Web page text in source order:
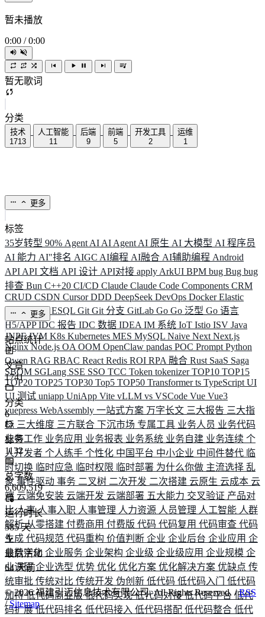
暂未播放
0:00 / 0:00
暂无歌词
分类
技术
1713
人工智能
11
后端
9
前端
5
开发工具
2
运维
1
更多
标签
35岁转型 90% Agent AI AI Agent AI 原生 AI 大模型 AI 程序员
AI 能力 AI"排名 AIGC AI编程 AI融合 AI辅助编程 Android
API API 文档 API 设计 API对接 apply ArkUI BPM bug Bug bug
排查 Bun C++20 CI/CD Claude Claude Code Components CRM
CRUD CSDN CursorDDD DeepSeek DevOps DockerElastic
ELK ElysiaESQL Git Git 分支 GitLab Go Go 泛型 Go 语言
H5/APPIDC 报告 IDC 数据 IDEA IM 系统 IoT Istio ISV Java
JNPFJVM K8s Kubernetes MES MySQL Naive Next Next.js
NginxNode.js OA OOM OpenClaw pandas POC Prompt Python
Qwen RAG RBAC React Redis ROI RPA 融合 Rust SaaS Saga
SBOM SGLang SSE SSO TCC Token tokenizerTOP10 TOP15
TOP20 TOP25 TOP30 Top5 TOP50 Transformerts TypeScript UI
UI 测试 uniapp UniApp Vite vLLM vs VSCode Vue Vue3
vuepress WebAssembly 一站式方案 万字长文 三大报告 三大指
标 三大维度 三方联合 下沉市场 专属工具 业务人员 业务代码
业务工作 业务应用 业务报表 业务系统 业务自建 业务连续 个
人开发者 个人练手 个性化 中国平台 中小企业 中间件替代 临
时切换 临时应急 临时权限 临时部署 为什么你做 主流选择 乱
象 事件驱动 事务 二叉树 二次开发 二次搭建 云原生 云成本 云
端 云端免安装 云端开发 云端部署 五大能力 交叉验证 产品对
比人事人事入职 人事管理 人力资源 人员管理 人工智能 人群
解析从零搭建 付费商用 付费版 代码 代码复用 代码审查 代码
生成 代码规范 代码重构 价值判断 企业 企业后台 企业应用 企
业数字化 企业服务 企业架构 企业级 企业级应用 企业规模 企
业调研企业选型 优势 优化 优化方案 优化解决方案 优缺点 传
统审批 传统对比 传统开发 伪创新 低代码 低代码入门 低代码
加持低代码商业版低代码实现低代码对接低代码平台 低代
码扩展低代码排名 低代码接入 低代码搭配 低代码整合 低代
更多
站点统计
文章
1741
分类
6
标签
1132
总字数
6,609,519
运行时长
585 天
最后活动
64 天前
©2026福建引迈信息技术有限公司. All Rights Reserved. /RSS
/Sitemap